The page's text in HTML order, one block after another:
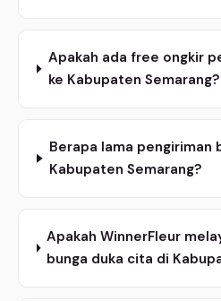
Apakah ada free ongkir
ke Kabupaten Semarang?
Berapa lama pengiriman
Kabupaten Semarang?
Apakah WinnerFleur
bunga duka cita di